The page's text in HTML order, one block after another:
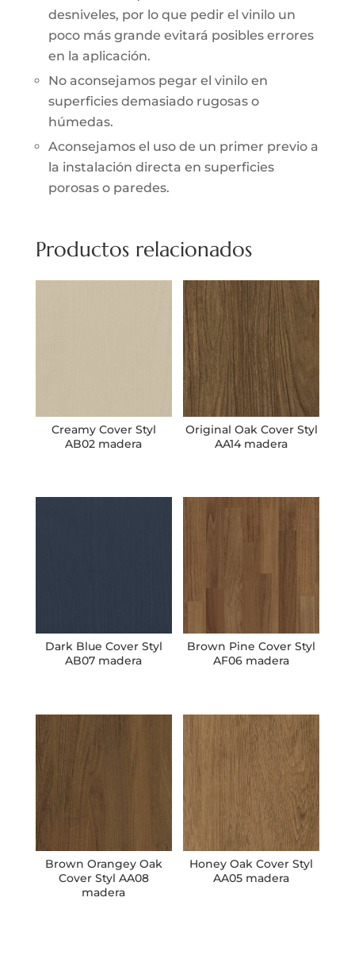
desniveles, por lo que pedir el vinilo un
poco más grande evitará posibles errores
en la aplicación.
No aconsejamos pegar el vinilo en
superficies demasiado rugosas o
húmedas.
Aconsejamos el uso de un primer previo a
la instalación directa en superficies
porosas o paredes.
Productos relacionados
Creamy Cover Styl
AB02 madera
Original Oak Cover Styl
AA14 madera
Dark Blue Cover Styl
AB07 madera
Brown Pine Cover Styl
AF06 madera
Brown Orangey Oak
Cover Styl AA08
madera
Honey Oak Cover Styl
AA05 madera